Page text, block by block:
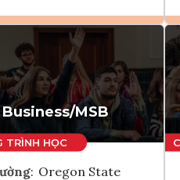
Ghi danh
Tham vấn Interlink
Business/MSB
: Oregon State